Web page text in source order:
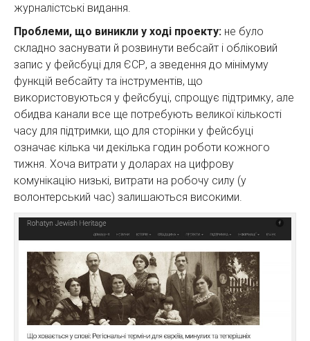
журналістські видання.
Проблеми, що виникли у ході проекту: не було
складно заснувати й розвинути вебсайт і обліковий
запис у фейсбуці для ЄСР, а зведення до мінімуму
функцій вебсайту та інструментів, що
використовуються у фейсбуці, спрощує підтримку, але
обидва канали все ще потребують великої кількості
часу для підтримки, що для сторінки у фейсбуці
означає кілька чи декілька годин роботи кожного
тижня. Хоча витрати у доларах на цифрову
комунікацію низькі, витрати на робочу силу (у
волонтерський час) залишаються високими.